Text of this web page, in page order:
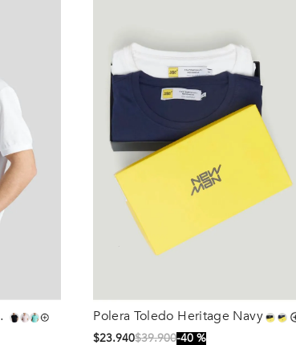
Polera Toledo Heritage Navy
$23.940$39.900 40 %
Talla